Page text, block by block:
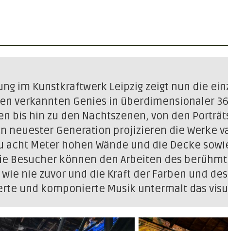
im Kunstkraftwerk Leipzig zeigt nun die
verkannten Genies in überdimensionaler
bis hin zu den Nachtszenen, von den
neuester Generation projizieren die Werke
acht Meter hohen Wände und die Decke
Besucher können den Arbeiten des
nie zuvor und die Kraft der Farben und
und komponierte Musik untermalt das